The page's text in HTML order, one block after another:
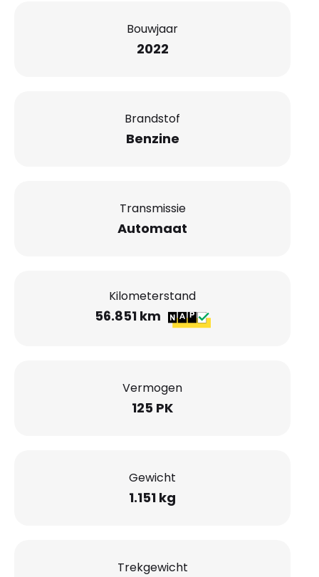
Bouwjaar
2022
Brandstof
Benzine
Transmissie
Automaat
Kilometerstand
56.851 km
Vermogen
125 PK
Gewicht
1.151 kg
Trekgewicht